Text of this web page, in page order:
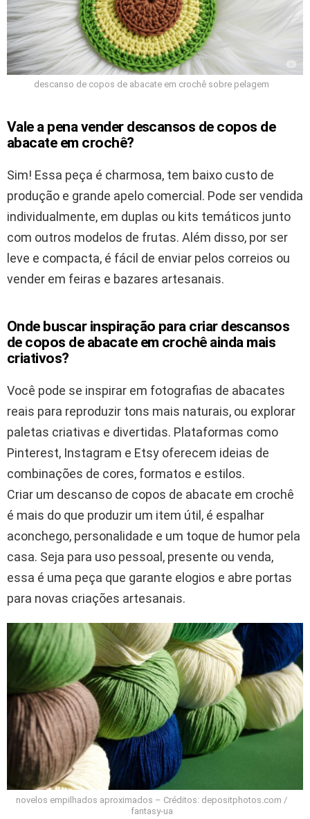
descanso de copos de abacate em crochê sobre pelagem
Vale a pena vender descansos de copos de
abacate em crochê?
Sim! Essa peça é charmosa, tem baixo custo de
produção e grande apelo comercial. Pode ser vendida
individualmente, em duplas ou kits temáticos junto
com outros modelos de frutas. Além disso, por ser
leve e compacta, é fácil de enviar pelos correios ou
vender em feiras e bazares artesanais.
Onde buscar inspiração para criar descansos
de copos de abacate em crochê ainda mais
criativos?
Você pode se inspirar em fotografias de abacates
reais para reproduzir tons mais naturais, ou explorar
paletas criativas e divertidas. Plataformas como
Pinterest, Instagram e Etsy oferecem ideias de
combinações de cores, formatos e estilos.
Criar um descanso de copos de abacate em crochê
é mais do que produzir um item útil, é espalhar
aconchego, personalidade e um toque de humor pela
casa. Seja para uso pessoal, presente ou venda,
essa é uma peça que garante elogios e abre portas
para novas criações artesanais.
novelos empilhados aproximados – Créditos: depositphotos.com /
fantasy-ua